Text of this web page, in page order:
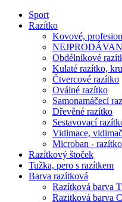
Sport
Razítko
Kovové,
Obdélníkové
Kulaté razítko,
Čtvercové razítko
Oválné razítko
Samonamáčecí
Dřevěné razítko
Sestavovací
Vidimace,
Microban -
Razítkový štoček
Tužka, pero s razítkem
Barva razítková
Razítková barva
Razitková barva